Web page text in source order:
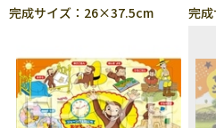
完成サイズ：26×37.5cm 完